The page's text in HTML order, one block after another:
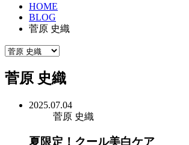
HOME
BLOG
菅原 史織
菅原 史織
2025.07.04
菅原 史織
夏限定！クール美白ケア